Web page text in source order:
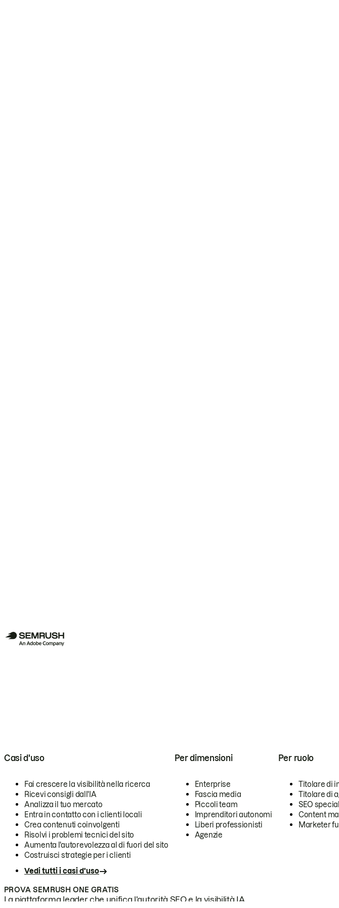
Casi d'uso
Fai crescere la visibilità nella ricerca
Ricevi consigli dall'IA
Analizza il tuo mercato
Entra in contatto con i clienti locali
Crea contenuti coinvolgenti
Risolvi i problemi tecnici del sito
Aumenta l'autorevolezza al di fuori del sito
Costruisci strategie per i clienti
Vedi tutti i casi d'uso
Per dimensioni
Enterprise
Fascia media
Piccoli team
Imprenditori autonomi
Liberi professionisti
Agenzie
Per ruolo
Titolare di
Titolare di
SEO
Content
Marketer
PROVA SEMRUSH ONE GRATIS
La piattaforma leader che unifica l'autorità SEO e la visibilità IA.